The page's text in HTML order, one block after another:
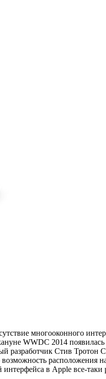
многооконного
WWDC 2014
разработчик Стив Тротон
в Apple все-